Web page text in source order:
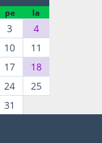
pe la
3
4
10
11
17
18
24
25
31